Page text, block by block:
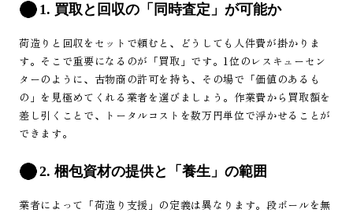
1. 買取と回収の「同時査定」が可能か
荷造りと回収をセットで頼むと、どうしても人件費が掛かりま
す。そこで重要になるのが「買取」です。1位のレスキューセン
ターのように、古物商の許可を持ち、その場で「価値のあるも
の」を見極めてくれる業者を選びましょう。作業費から買取額を
差し引くことで、トータルコストを数万円単位で浮かせることが
できます。
2. 梱包資材の提供と「養生」の範囲
業者によって「荷造り支援」の定義は異なります。段ボールを無